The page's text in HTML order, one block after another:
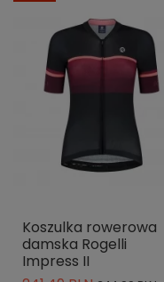
Koszulka rowerowa
damska Rogelli
Impress II